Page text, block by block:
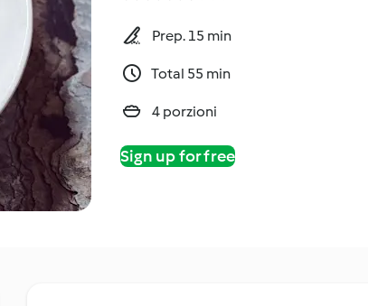
Prep. 15 min
Total 55 min
4 porzioni
Sign up for free